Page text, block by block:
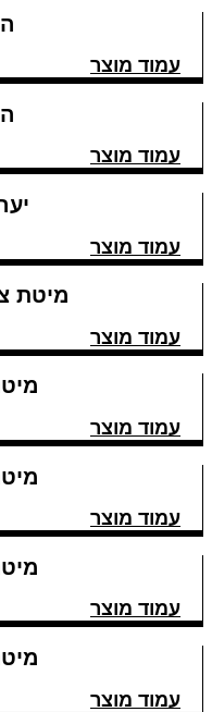
עמוד מוצר
עמוד מוצר
עמוד מוצר
מיטת
עמוד מוצר
עמוד מוצר
עמוד מוצר
עמוד מוצר
עמוד מוצר